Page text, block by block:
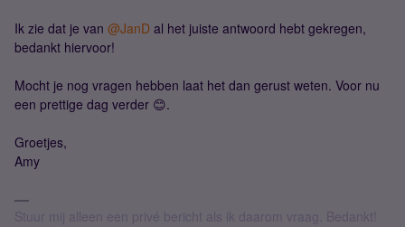
Ik zie dat je van ​ @JanD al het juiste antwoord hebt gekregen,
bedankt hiervoor!
Mocht je nog vragen hebben laat het dan gerust weten. Voor nu
een prettige dag verder 😊.
Groetjes,
Amy
Stuur mij alleen een privé bericht als ik daarom vraag. Bedankt!